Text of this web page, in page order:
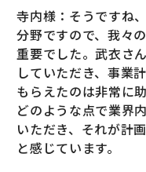
寺内様：そうですね
分野ですので、我々
重要でした。武衣さ
していただき、事業
もらえたのは非常に
どのような点で業界
いただき、それが計
と感じています。